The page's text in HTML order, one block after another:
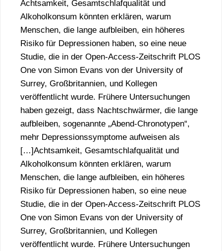
Achtsamkeit, Gesamtschlafqualität und
Alkoholkonsum könnten erklären, warum
Menschen, die lange aufbleiben, ein höheres
Risiko für Depressionen haben, so eine neue
Studie, die in der Open-Access-Zeitschrift PLOS
One von Simon Evans von der University of
Surrey, Großbritannien, und Kollegen
veröffentlicht wurde. Frühere Untersuchungen
haben gezeigt, dass Nachtschwärmer, die lange
aufbleiben, sogenannte „Abend-Chronotypen“,
mehr Depressionssymptome aufweisen als
[…]Achtsamkeit, Gesamtschlafqualität und
Alkoholkonsum könnten erklären, warum
Menschen, die lange aufbleiben, ein höheres
Risiko für Depressionen haben, so eine neue
Studie, die in der Open-Access-Zeitschrift PLOS
One von Simon Evans von der University of
Surrey, Großbritannien, und Kollegen
veröffentlicht wurde. Frühere Untersuchungen